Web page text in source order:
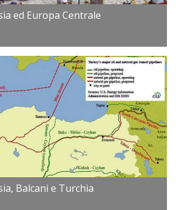
ed Europa Centrale
Balcani e Turchia